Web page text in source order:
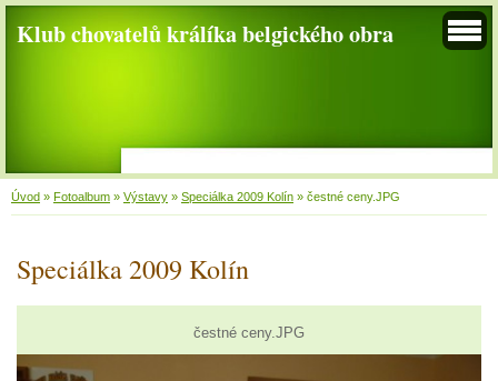
Klub chovatelů králíka belgického obra
Úvod » Fotoalbum » Výstavy » Speciálka 2009 Kolín » čestné ceny.JPG
Speciálka 2009 Kolín
čestné ceny.JPG